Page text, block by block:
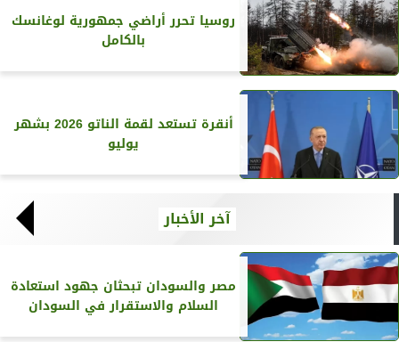
روسيا تحرر أراضي جمهورية لوغانسك
بالكامل
أنقرة تستعد لقمة الناتو 2026 بشهر
يوليو
آخر الأخبار
مصر والسودان تبحثان جهود استعادة
السلام والاستقرار في السودان